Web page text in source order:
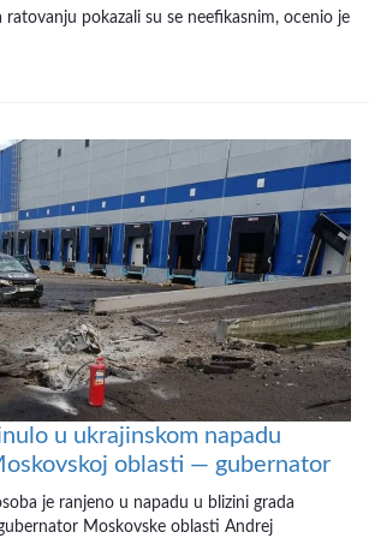
ratovanju pokazali su se neefikasnim, ocenio je
u ukrajinskom napadu
oblasti — gubernator
je ranjeno u napadu u blizini grada
Moskovske oblasti Andrej